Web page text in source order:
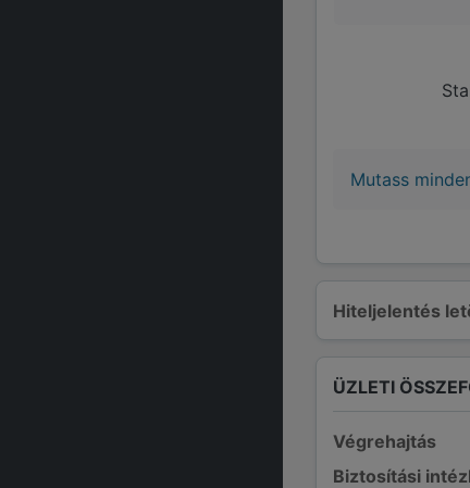
Hiteljelentés
Mutass
ÜZLETI
Végrehajtás
Biztosítási